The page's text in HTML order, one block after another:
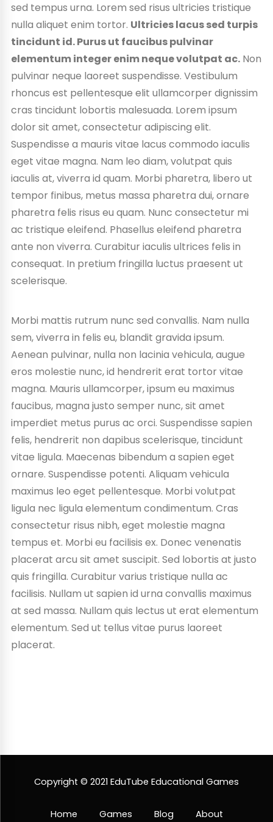
sed tempus urna. Lorem sed risus ultricies tristique
nulla aliquet enim tortor. Ultricies lacus sed turpis
tincidunt id. Purus ut faucibus pulvinar
elementum integer enim neque volutpat ac. Non
pulvinar neque laoreet suspendisse. Vestibulum
rhoncus est pellentesque elit ullamcorper dignissim
cras tincidunt lobortis malesuada. Lorem ipsum
dolor sit amet, consectetur adipiscing elit.
Suspendisse a mauris vitae lacus commodo iaculis
eget vitae magna. Nam leo diam, volutpat quis
iaculis at, viverra id quam. Morbi pharetra, libero ut
tempor finibus, metus massa pharetra dui, ornare
pharetra felis risus eu quam. Nunc consectetur mi
ac tristique eleifend. Phasellus eleifend pharetra
ante non viverra. Curabitur iaculis ultrices felis in
consequat. In pretium fringilla luctus praesent ut
scelerisque.
Morbi mattis rutrum nunc sed convallis. Nam nulla
sem, viverra in felis eu, blandit gravida ipsum.
Aenean pulvinar, nulla non lacinia vehicula, augue
eros molestie nunc, id hendrerit erat tortor vitae
magna. Mauris ullamcorper, ipsum eu maximus
faucibus, magna justo semper nunc, sit amet
imperdiet metus purus ac orci. Suspendisse sapien
felis, hendrerit non dapibus scelerisque, tincidunt
vitae ligula. Maecenas bibendum a sapien eget
ornare. Suspendisse potenti. Aliquam vehicula
maximus leo eget pellentesque. Morbi volutpat
ligula nec ligula elementum condimentum. Cras
consectetur risus nibh, eget molestie magna
tempus et. Morbi eu facilisis ex. Donec venenatis
placerat arcu sit amet suscipit. Sed lobortis at justo
quis fringilla. Curabitur varius tristique nulla ac
facilisis. Nullam ut sapien id urna convallis maximus
at sed massa. Nullam quis lectus ut erat elementum
elementum. Sed ut tellus vitae purus laoreet
placerat.
Copyright © 2021 EduTube Educational Games
Home Games Blog About